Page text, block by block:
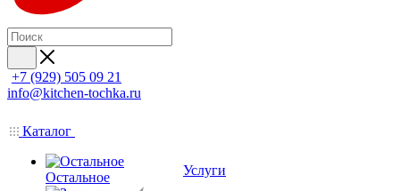
+7 (929) 505 09 21
info@kitchen-tochka.ru
Каталог
Остальное
Услуги